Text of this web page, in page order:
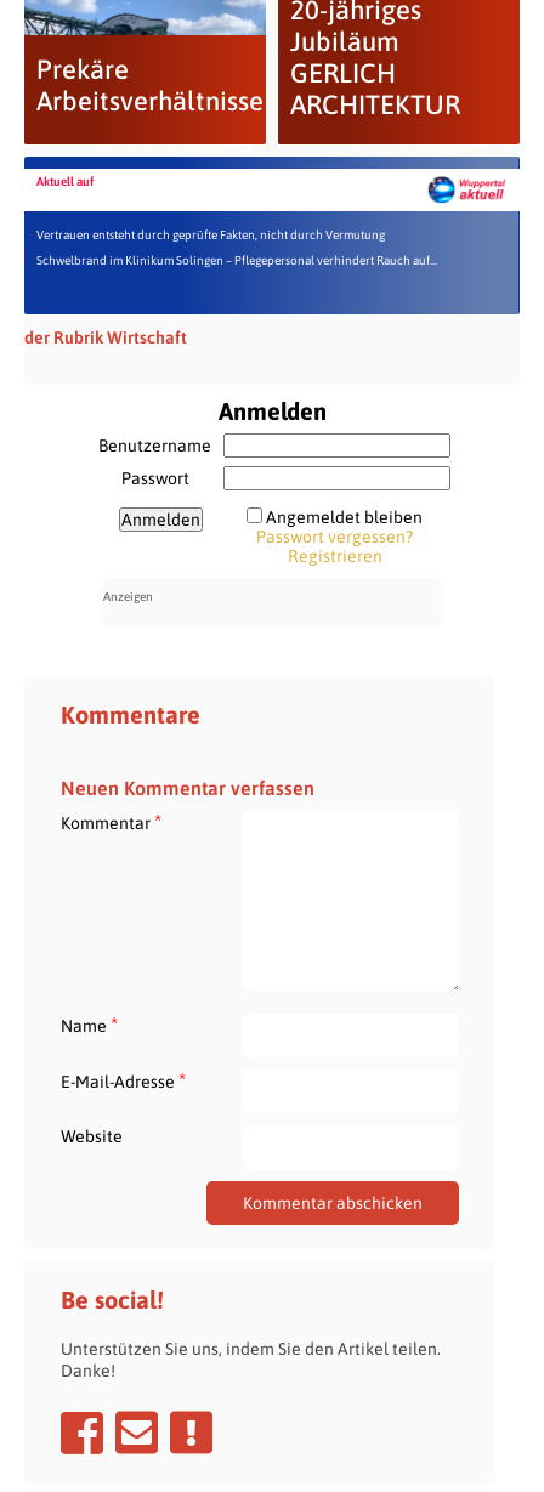
Prekäre
Arbeitsverhältnisse
20-jähriges
Jubiläum
GERLICH
ARCHITEKTUR
Aktuell auf
Vertrauen entsteht durch geprüfte Fakten, nicht durch Vermutung
Schwelbrand im Klinikum Solingen – Pflegepersonal verhindert Rauch auf...
der Rubrik Wirtschaft
Anmelden
Benutzername
Passwort
Angemeldet bleiben
Passwort vergessen?
Registrieren
Kommentare
Neuen Kommentar verfassen
Kommentar*
Name *
E-Mail-Adresse *
Website
Be social!
Unterstützen Sie uns, indem Sie den Artikel teilen.
Danke!